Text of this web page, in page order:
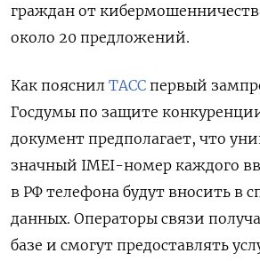
граждан от
около 20 предложений.
Как пояснил ТАСС первый
Госдумы по защите
документ предполагает, что
значный IMEI-номер каждого
в РФ телефона будут вносить в
данных. Операторы связи
базе и смогут предоставлять